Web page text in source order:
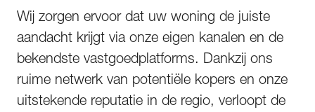
Wij zorgen ervoor dat uw woning de juiste
aandacht krijgt via onze eigen kanalen en de
bekendste vastgoedplatforms. Dankzij ons
ruime netwerk van potentiële kopers en onze
uitstekende reputatie in de regio, verloopt de